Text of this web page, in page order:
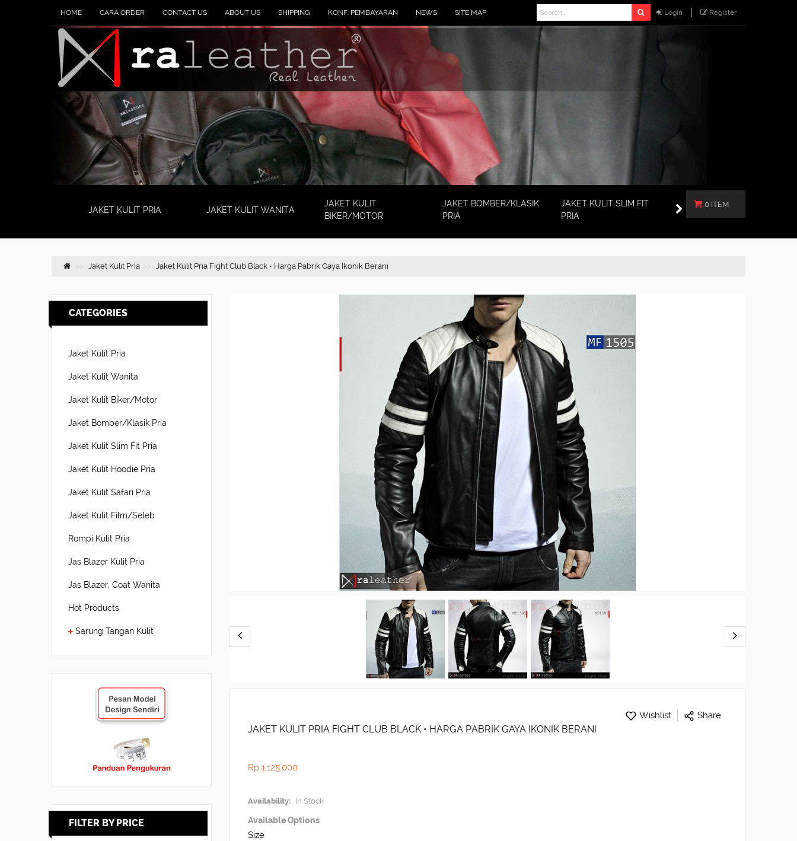
Login Register
HOME CARA ORDER CONTACT US ABOUT US SHIPPING KONF. PEMBAYARAN NEWS SITE MAP
0 ITEM
JAKET KULIT PRIA JAKET KULIT WANITA
JAKET KULIT
BIKER/MOTOR
JAKET BOMBER/KLASIK
PRIA
JAKET KULIT SLIM FIT
PRIA
Jaket Kulit Pria Jaket Kulit Pria Fight Club Black • Harga Pabrik Gaya Ikonik Berani
CATEGORIES
Jaket Kulit Pria
Jaket Kulit Wanita
Jaket Kulit Biker/Motor
Jaket Bomber/Klasik Pria
Jaket Kulit Slim Fit Pria
Jaket Kulit Hoodie Pria
Jaket Kulit Safari Pria
Jaket Kulit Film/Seleb
Rompi Kulit Pria
Jas Blazer Kulit Pria
Jas Blazer, Coat Wanita
Hot Products
Sarung Tangan Kulit
FILTER BY PRICE
Wishlist Share
JAKET KULIT PRIA FIGHT CLUB BLACK • HARGA PABRIK GAYA IKONIK BERANI
Rp 1.125.000
Availability: In Stock
Available Options
Size